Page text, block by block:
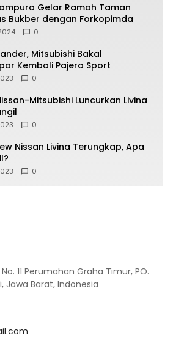
Gelar Ramah Taman
Bukber dengan Forkopimda
0
Mitsubishi Bakal
Kembali Pajero Sport
0
Mitsubishi Luncurkan Livina
0
Nissan Livina Terungkap, Apa
0
11 Perumahan Graha Timur, PO.
Jawa Barat, Indonesia